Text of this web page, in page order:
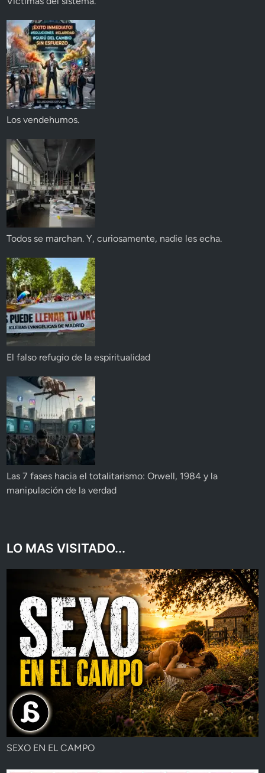
Los vendehumos.
Todos se marchan. Y, curiosamente, nadie les echa.
El falso refugio de la espiritualidad
Las 7 fases hacia el totalitarismo: Orwell, 1984 y la
manipulación de la verdad
LO MAS VISITADO...
SEXO EN EL CAMPO